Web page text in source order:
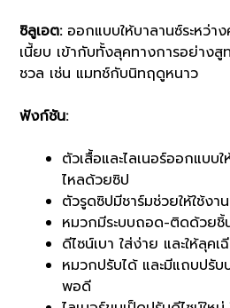
ซิลูเอต:ออกแบบให้บาลานซ์ระหว่า
เนี้ยบ เข้ากับทั้งลุคทางการอย่างสู
ชวล เช่น แมทช์กับนิทฤดูหนาว
ฟังก์ชัน:
ตัวเสื้อและไลเนอร์ออกแบ
ไหลด้วยซิป
ตัวรูดซิปมีชาร์มช่วยให้ใช้งา
หมวกมีระบบถอด-ติดด้วยชิ้
ดีไซน์เบา ใส่ง่าย และให้ลุคเ
หมวกปรับได้ และมีแถบปรับ
พอดี